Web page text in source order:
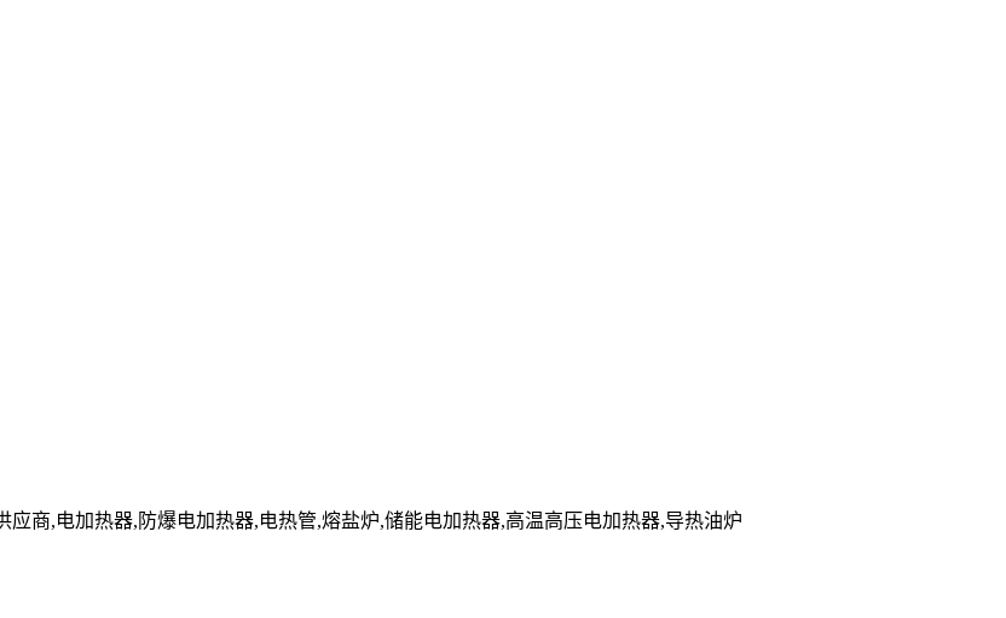
商,电加热器,防爆电加热器,电热管,熔盐炉,储能电加热器,高温高压电加热器,导热油炉